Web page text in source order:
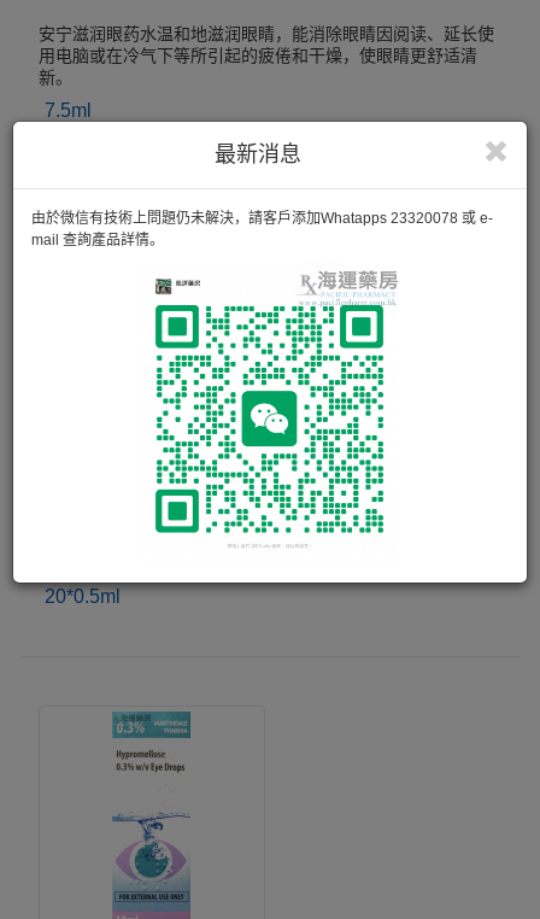
最新消息
由於微信有技術上問題仍未解決，請客戶添加Whatapps 23320078 或 e-
mail 查詢產品詳情。
安宁滋润眼药水温和地滋润眼睛，能消除眼睛因阅读、延长使
用电脑或在冷气下等所引起的疲倦和干燥，使眼睛更舒适清
新。
7.5ml
舒眼 FRESH TEARS EYE DROPS
完全不含防腐剂湿润人工泪液，有助舒缓缺水干眼症，令眼睛
更健康、更润泽。 适合隐形眼镜配戴者使用，并可在配戴时
20*0.5ml